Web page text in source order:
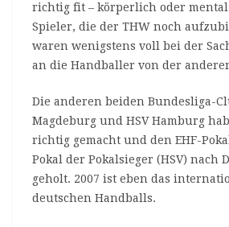
richtig fit – körperlich oder
Spieler, die der THW noch
waren wenigstens voll bei der
an die Handballer von der
Die anderen beiden Bundesliga-
Magdeburg und HSV Hamburg
richtig gemacht und den EHF-
Pokal der Pokalsieger (HSV) nach
geholt. 2007 ist eben das
deutschen Handballs.